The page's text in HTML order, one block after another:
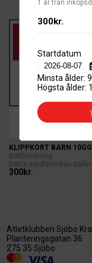
KLIPPKORT BARN
Kortbetalning
Detta medlemskap gäller
300kr.
1 år från
300kr.
Startdatum
Minsta ålder:
Högsta ålder:
Atletklubben Sjöbo
Planteringsgatan 36
275 35 Sjöbo